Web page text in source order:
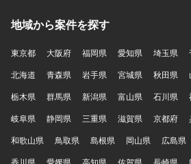
地域から案件を探す
東京都 大阪府 福岡県 愛知県 埼玉県
北海道
青森県 岩手県 宮城県 秋田県
栃木県
群馬県 新潟県 富山県 石川県
岐阜県
静岡県 三重県 滋賀県 京都府
和歌山県
鳥取県 島根県 岡山県 広島県
香川県
愛媛県 高知県 佐賀県 長崎県